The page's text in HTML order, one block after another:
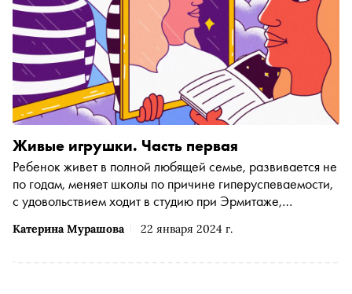
Катерина Мурашова 22 января 2024 г.
Живые игрушки. Часть первая
Ребенок живет в полной любящей семье, развивается не
по годам, меняет школы по причине гиперуспеваемости,
с удовольствием ходит в студию при Эрмитаже,
архитектуру. Катерина Мурашова объясняет, почему эта